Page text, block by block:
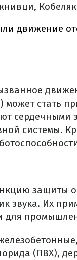
движение
стать
сердечными
системы.
защиты
звука. Их
для
(ПВХ),